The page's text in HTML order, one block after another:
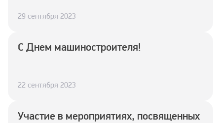
29 сентября 2023
С Днем машиностроителя!
22 сентября 2023
Участие в мероприятиях, посвященных